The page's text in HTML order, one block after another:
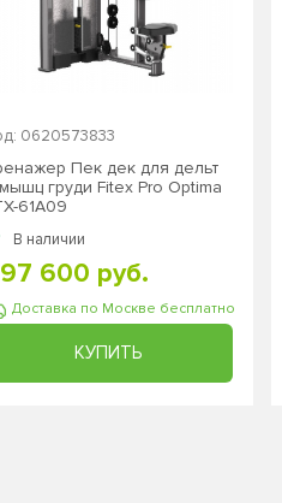
0620573833
Пек дек для дельт
груди Fitex Pro Optima
61A09
В наличии
Доставка по Москве бесплатно
600 руб.
КУПИТЬ